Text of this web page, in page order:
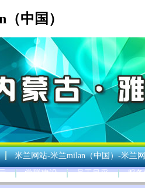
中国）
米兰网站-米兰milan（中国）-米兰
党群建设 员工风采 服